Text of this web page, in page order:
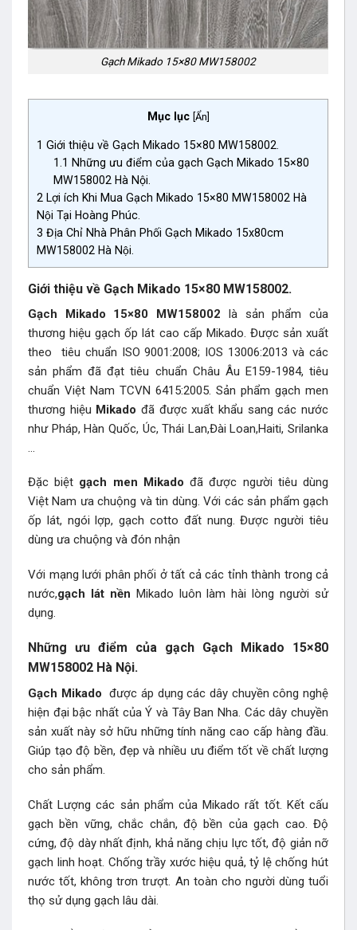
Gạch Mikado 15×80 MW158002
Mục lục [Ẩn]
1 Giới thiệu về Gạch Mikado 15×80 MW158002.
1.1 Những ưu điểm của gạch Gạch Mikado 15×80
MW158002 Hà Nội.
2 Lợi ích Khi Mua Gạch Mikado 15×80 MW158002 Hà
Nội Tại Hoàng Phúc.
3 Địa Chỉ Nhà Phân Phối Gạch Mikado 15x80cm
MW158002 Hà Nội.
Giới thiệu về Gạch Mikado 15×80 MW158002.
Gạch Mikado 15×80 MW158002 là sản phẩm của
thương hiệu gạch ốp lát cao cấp Mikado. Được sản xuất
theo tiêu chuẩn ISO 9001:2008; IOS 13006:2013 và các
sản phẩm đã đạt tiêu chuẩn Châu Âu E159-1984, tiêu
chuẩn Việt Nam TCVN 6415:2005. Sản phẩm gạch men
thương hiệu Mikado đã được xuất khẩu sang các nước
như Pháp, Hàn Quốc, Úc, Thái Lan,Đài Loan,Haiti, Srilanka
…
Đặc biệt gạch men Mikado đã được người tiêu dùng
Việt Nam ưa chuộng và tin dùng. Với các sản phẩm gạch
ốp lát, ngói lợp, gạch cotto đất nung. Được người tiêu
dùng ưa chuộng và đón nhận
Với mạng lưới phân phối ở tất cả các tỉnh thành trong cả
nước,gạch lát nền Mikado luôn làm hài lòng người sử
dụng.
Những ưu điểm của gạch Gạch Mikado 15×80
MW158002 Hà Nội.
Gạch Mikado được áp dụng các dây chuyền công nghệ
hiện đại bậc nhất của Ý và Tây Ban Nha. Các dây chuyền
sản xuất này sở hữu những tính năng cao cấp hàng đầu.
Giúp tạo độ bền, đẹp và nhiều ưu điểm tốt về chất lượng
cho sản phẩm.
Chất Lượng các sản phẩm của Mikado rất tốt. Kết cấu
gạch bền vững, chắc chắn, độ bền của gạch cao. Độ
cứng, độ dày nhất định, khả năng chịu lực tốt, độ giản nỡ
gạch linh hoạt. Chống trầy xước hiệu quả, tỷ lệ chống hút
nước tốt, không trơn trượt. An toàn cho người dùng tuổi
thọ sử dụng gạch lâu dài.